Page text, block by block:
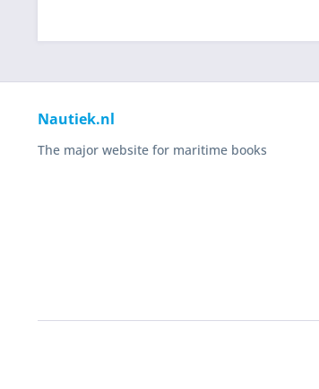
Nautiek.nl
The major website for maritime books